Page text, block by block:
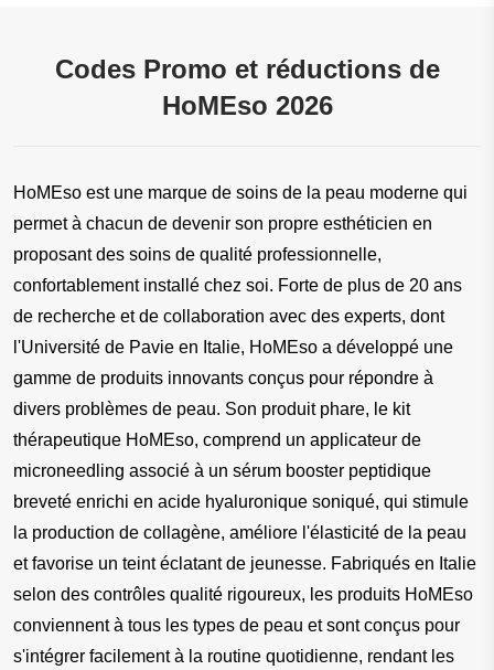
Codes Promo et réductions de
HoMEso 2026
HoMEso est une marque de soins de la peau moderne qui
permet à chacun de devenir son propre esthéticien en
proposant des soins de qualité professionnelle,
confortablement installé chez soi. Forte de plus de 20 ans
de recherche et de collaboration avec des experts, dont
l'Université de Pavie en Italie, HoMEso a développé une
gamme de produits innovants conçus pour répondre à
divers problèmes de peau. Son produit phare, le kit
thérapeutique HoMEso, comprend un applicateur de
microneedling associé à un sérum booster peptidique
breveté enrichi en acide hyaluronique soniqué, qui stimule
la production de collagène, améliore l'élasticité de la peau
et favorise un teint éclatant de jeunesse. Fabriqués en Italie
selon des contrôles qualité rigoureux, les produits HoMEso
conviennent à tous les types de peau et sont conçus pour
s'intégrer facilement à la routine quotidienne, rendant les